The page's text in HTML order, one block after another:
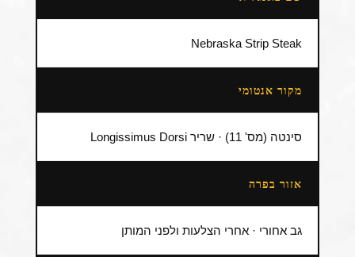
Nebraska Strip Steak
מקור אנטומי
סינטה (מס' 11) · שריר Longissimus Dorsi
אזור בפרה
גב אחורי · אחרי הצלעות ולפני המותן